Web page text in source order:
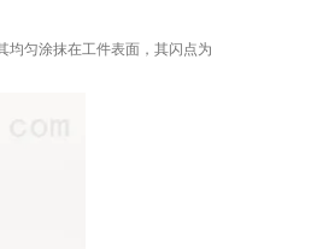
均匀涂抹在工件表面，其闪点为